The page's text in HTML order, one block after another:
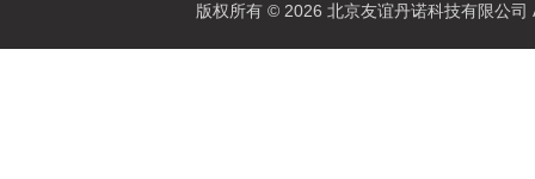
版权所有 © 2026 北京友谊丹诺科技有限